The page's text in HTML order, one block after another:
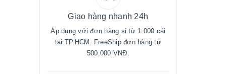
Giao hàng nhanh 24h
Áp dụng với đơn hàng sỉ từ 1.000 cái
tại TP.HCM. FreeShip đơn hàng từ
500.000 VNĐ.